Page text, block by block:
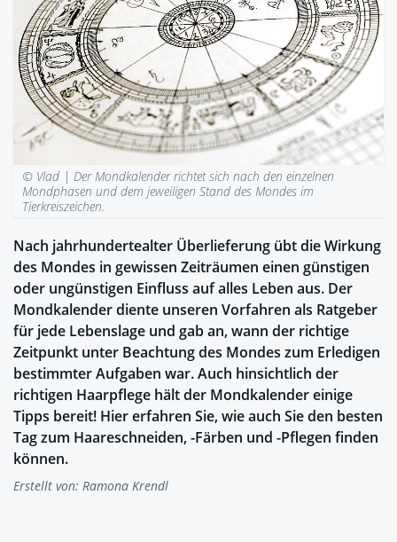
© Vlad |Der Mondkalender richtet sich nach den einzelnen
Mondphasen und dem jeweiligen Stand des Mondes im
Tierkreiszeichen.
Nach jahrhundertealter Überlieferung übt die Wirkung
des Mondes in gewissen Zeiträumen einen günstigen
oder ungünstigen Einfluss auf alles Leben aus. Der
Mondkalender diente unseren Vorfahren als Ratgeber
für jede Lebenslage und gab an, wann der richtige
Zeitpunkt unter Beachtung des Mondes zum Erledigen
bestimmter Aufgaben war. Auch hinsichtlich der
richtigen Haarpflege hält der Mondkalender einige
Tipps bereit! Hier erfahren Sie, wie auch Sie den besten
Tag zum Haareschneiden, -Färben und -Pflegen finden
können.
Erstellt von: Ramona Krendl